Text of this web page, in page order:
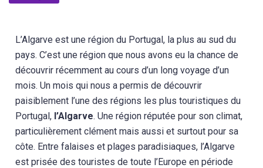
L’Algarve est une région du Portugal, la plus au sud du
pays. C’est une région que nous avons eu la chance de
découvrir récemment au cours d’un long voyage d’un
mois. Un mois qui nous a permis de découvrir
paisiblement l’une des régions les plus touristiques du
Portugal, l’Algarve. Une région réputée pour son climat,
particulièrement clément mais aussi et surtout pour sa
côte. Entre falaises et plages paradisiaques, l’Algarve
est prisée des touristes de toute l’Europe en période